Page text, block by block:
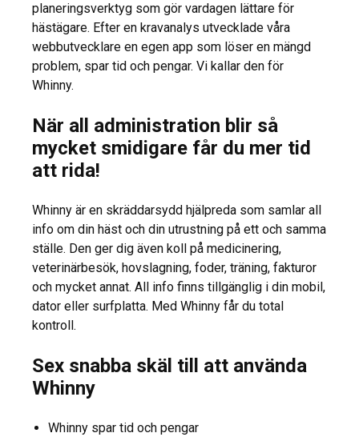
planeringsverktyg som gör vardagen lättare för
hästägare. Efter en kravanalys utvecklade våra
webbutvecklare en egen app som löser en mängd
problem, spar tid och pengar. Vi kallar den för
Whinny.
När all administration blir så
mycket smidigare får du mer tid
att rida!
Whinny är en skräddarsydd hjälpreda som samlar all
info om din häst och din utrustning på ett och samma
ställe. Den ger dig även koll på medicinering,
veterinärbesök, hovslagning, foder, träning, fakturor
och mycket annat. All info finns tillgänglig i din mobil,
dator eller surfplatta. Med Whinny får du total
kontroll.
Sex snabba skäl till att använda
Whinny
Whinny spar tid och pengar